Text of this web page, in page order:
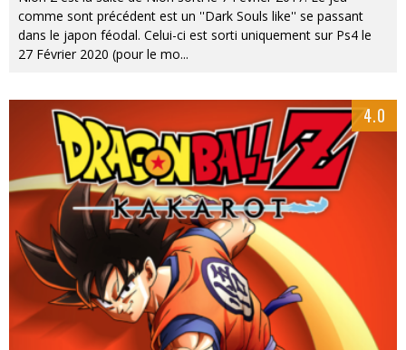
comme sont précédent est un ''Dark Souls like'' se passant
dans le japon féodal. Celui-ci est sorti uniquement sur Ps4 le
27 Février 2020 (pour le mo...
4.0